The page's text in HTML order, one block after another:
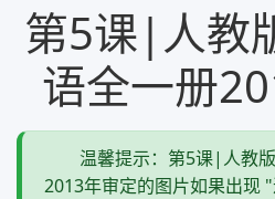
第5课|人教
语全一册
温馨提示：第5课|人教
2013年审定的图片如果出现